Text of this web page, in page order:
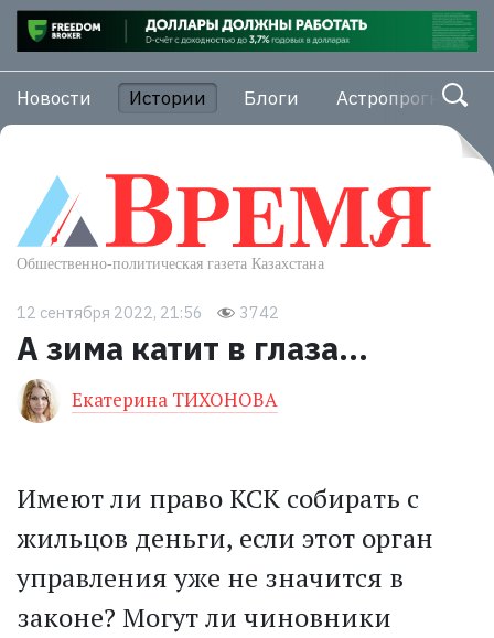
Новости Истории Блоги Астропрогноз
12 сентября 2022, 21:56 3742
А зима катит в глаза...
Екатерина ТИХОНОВА
Имеют ли право КСК собирать с
жильцов деньги, если этот орган
управления уже не значится в
законе? Могут ли чиновники